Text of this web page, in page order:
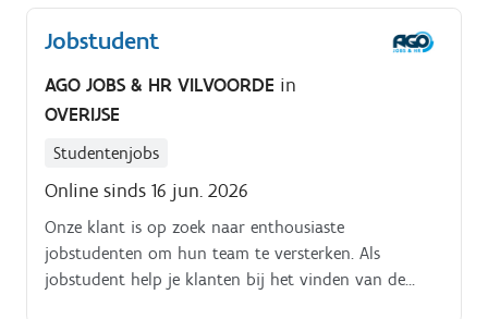
sectorverantwoordelijke die je met raad en daad
bijstaat.
Jobstudent
AGO JOBS & HR VILVOORDE in
OVERIJSE
Studentenjobs
Online sinds 16 jun. 2026
Onze klant is op zoek naar enthousiaste
jobstudenten om hun team te versterken. Als
jobstudent help je klanten bij het vinden van de